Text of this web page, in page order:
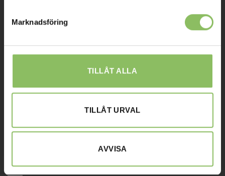
Marknadsföring
TILLÅT ALLA
TILLÅT URVAL
AVVISA
Sommaröppettider:
Övriga dagar har vi stängt.
info@baddsofflagret.se
GÖTEBORG